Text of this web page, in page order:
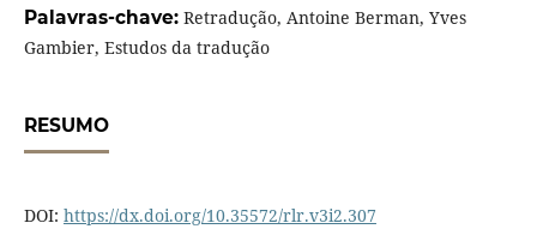
Palavras-chave: Retradução, Antoine Berman, Yves
Gambier, Estudos da tradução
RESUMO
DOI: https://dx.doi.org/10.35572/rlr.v3i2.307